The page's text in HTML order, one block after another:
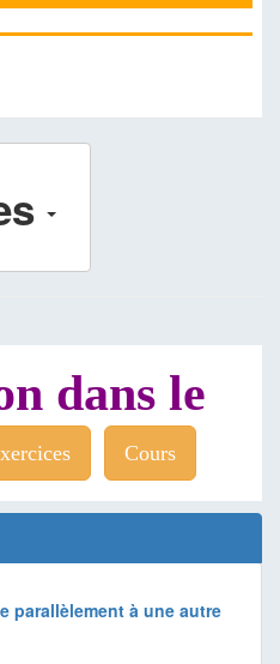
dans le
Cours
parallèlement à une autre